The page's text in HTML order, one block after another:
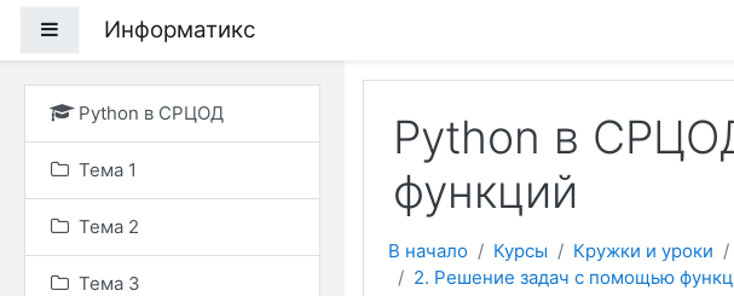
Боковая панель
Информатикс
Python в СРЦОД
Тема 1
Тема 2
Тема 3
Python в
функций
В начало Курсы Кружки и уроки
2. Решение задач с помощью